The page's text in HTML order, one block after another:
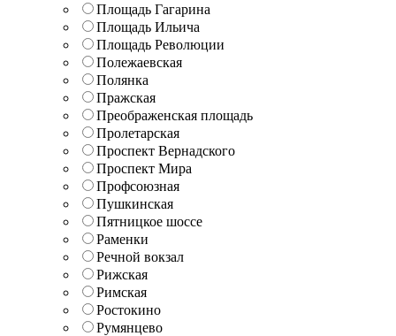
Площадь Гагарина
Площадь Ильича
Площадь Революции
Полежаевская
Полянка
Пражская
Преображенская площадь
Пролетарская
Проспект Вернадского
Проспект Мира
Профсоюзная
Пушкинская
Пятницкое шоссе
Раменки
Речной вокзал
Рижская
Римская
Ростокино
Румянцево